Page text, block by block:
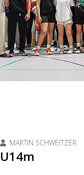
MARTIN SCHWEITZER
U14m